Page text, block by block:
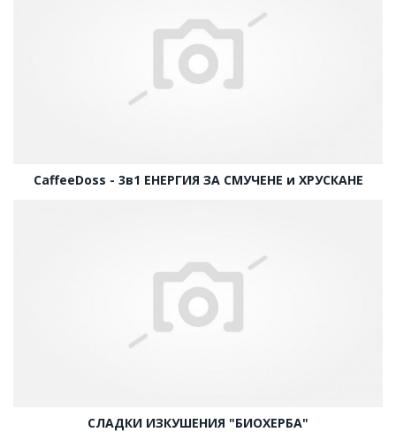
CaffeeDoss - 3в1 ЕНЕРГИЯ ЗА СМУЧЕНЕ и ХРУСКАНЕ
СЛАДКИ ИЗКУШЕНИЯ "БИОХЕРБА"